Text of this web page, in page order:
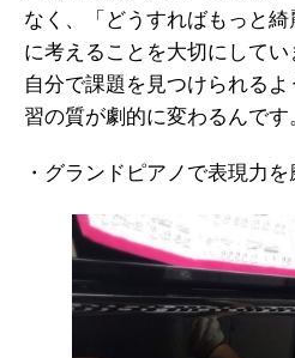
なく、「どうすればもっと
に考えることを大切にして
自分で課題を見つけられる
習の質が劇的に変わるんです
・グランドピアノで表現力を